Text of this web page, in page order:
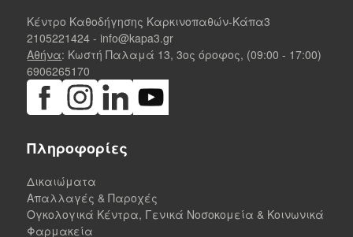
Κέντρο Καθοδήγησης Καρκινοπαθών-Κάπα3
2105221424 - info@kapa3.gr
Αθήνα: Κωστή Παλαμά 13, 3ος όροφος, (09:00 - 17:00)
6906265170
Πληροφορίες
Δικαιώματα
Απαλλαγές & Παροχές
Ογκολογικά Κέντρα, Γενικά Νοσοκομεία & Κοινωνικά
Φαρμακεία